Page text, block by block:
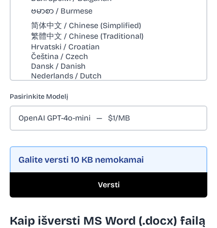
Pasirinkite Modelį
Galite versti 10 KB nemokamai
Versti
Kaip išversti MS Word (.docx) failą